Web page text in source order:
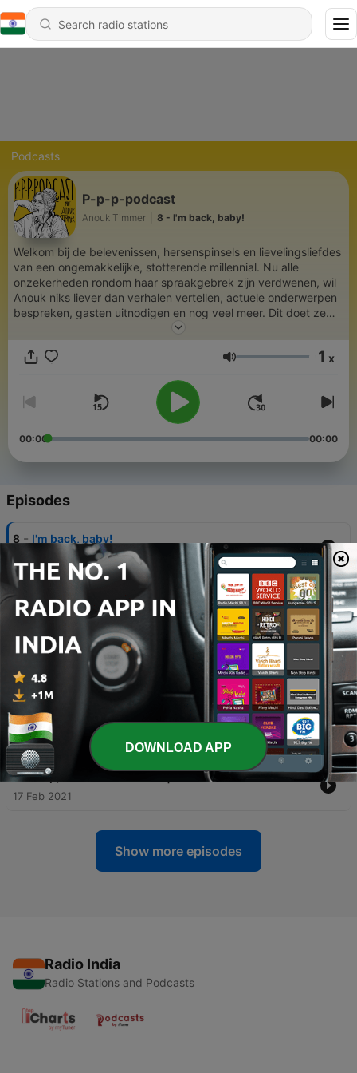
Podcasts
P-p-p-podcast
Anouk Timmer 8 - I'm back, baby!
Welkom bij de belevenissen, hersenspinsels en lievelingsliefdes
van een ongemakkelijke, stotterende millennial. Nu alle
onzekerheden rondom haar spraakgebrek zijn verdwenen, wil
Anouk niks liever dan verhalen vertellen, actuele onderwerpen
bespreken, gasten uitnodigen en nog veel meer. Dit doet ze
allemaal vanuit haar kleine studiootje in Groningen. Je kan
@anouksuzanne.
Volume 1 x
00:00 00:00
Episodes
8 - I'm back, baby!
07 Nov 2021
7
Vriendschap, journalistiek en WhatsApp dilemma
met Nienke | Afl. 6
17 Mar 2021
6 - Kebab, bitterballen en stapverhalen met Jolet | Afl.
10 Mar 2021
5 - Ik sport, zoek een baan en heb interieurproblemen |
Afl. 3
03 Mar 2021
4 - Help, ik word volwassen | Afl. 2
17 Feb 2021
Show more episodes
Radio India
Radio Stations and Podcasts
DOWNLOAD APP